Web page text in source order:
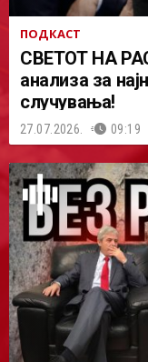
ПОДКАСТ
СВЕТОТ НА
анализа за
случувања!
27.07.2026. 09:19